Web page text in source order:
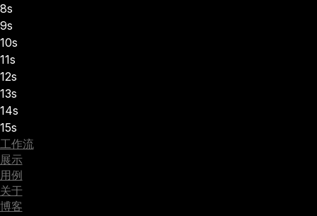
8s
9s
10s
11s
12s
13s
14s
15s
工作流
展示
用例
关于
博客